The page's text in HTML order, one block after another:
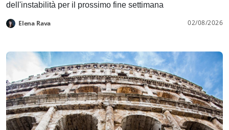
dell'instabilità per il prossimo fine settimana
Elena Rava 02/08/2026